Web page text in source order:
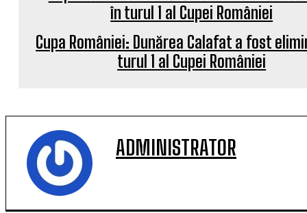
Cupa României: Dunărea Calafat a fost
turul 1 al Cupei României
ADMINISTRATOR